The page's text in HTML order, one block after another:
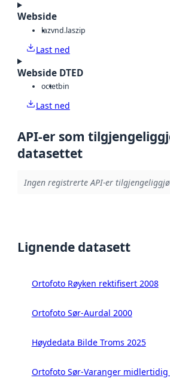
Webside
lazvnd.laszip
Last ned
Webside DTED
octetbin
Last ned
API-er som
datasettet
Ingen registrerte API-er
Lignende datasett
Ortofoto Røyken rektifisert 2008
Ortofoto Sør-Aurdal 2000
Høydedata Bilde Troms 2025
Ortofoto Sør-Varanger midlertidig